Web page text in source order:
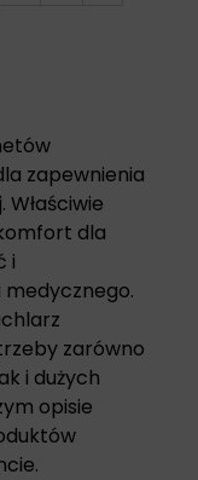
zapewnienia
dla
i
zarówno
i dużych
opisie